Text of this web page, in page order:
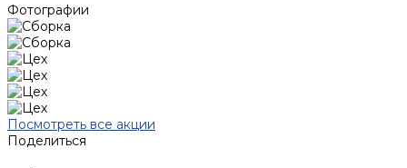
Фотографии
Посмотреть все акции
Поделиться